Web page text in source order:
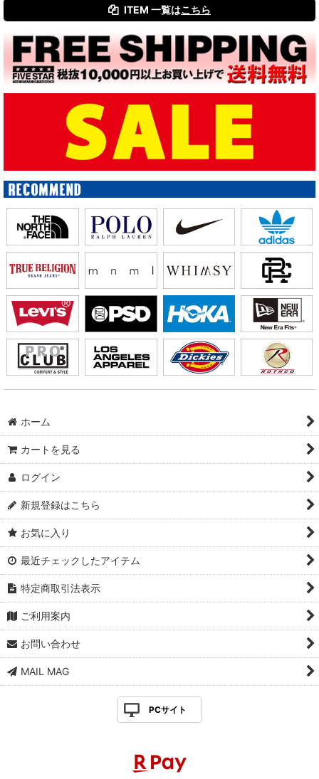
ITEM 一覧はこちら
ホーム
カートを見る
ログイン
新規登録はこちら
お気に入り
最近チェックしたアイテム
特定商取引法表示
ご利用案内
お問い合わせ
MAIL MAG
PCサイト